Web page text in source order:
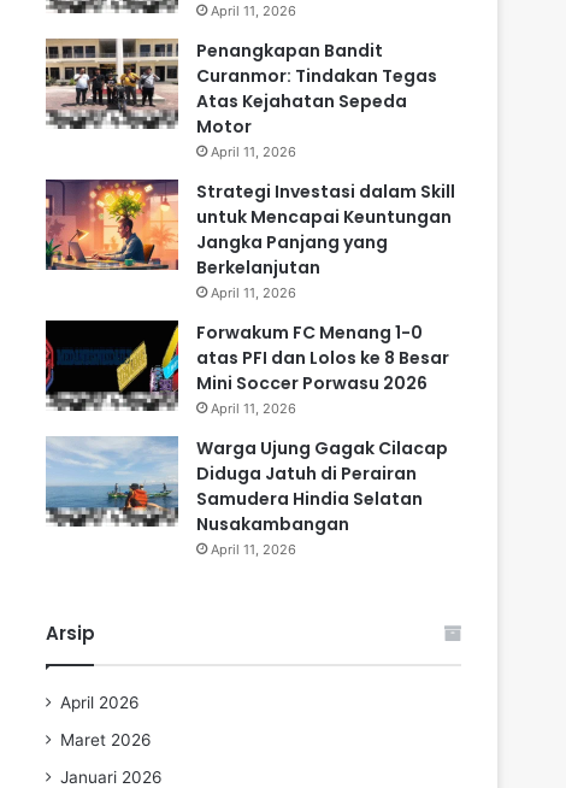
April 11, 2026
Penangkapan Bandit
Curanmor: Tindakan Tegas
Atas Kejahatan Sepeda
Motor
April 11, 2026
Strategi Investasi dalam Skill
untuk Mencapai Keuntungan
Jangka Panjang yang
Berkelanjutan
April 11, 2026
Forwakum FC Menang 1-0
atas PFI dan Lolos ke 8 Besar
Mini Soccer Porwasu 2026
April 11, 2026
Warga Ujung Gagak Cilacap
Diduga Jatuh di Perairan
Samudera Hindia Selatan
Nusakambangan
April 11, 2026
Arsip
April 2026
Maret 2026
Januari 2026